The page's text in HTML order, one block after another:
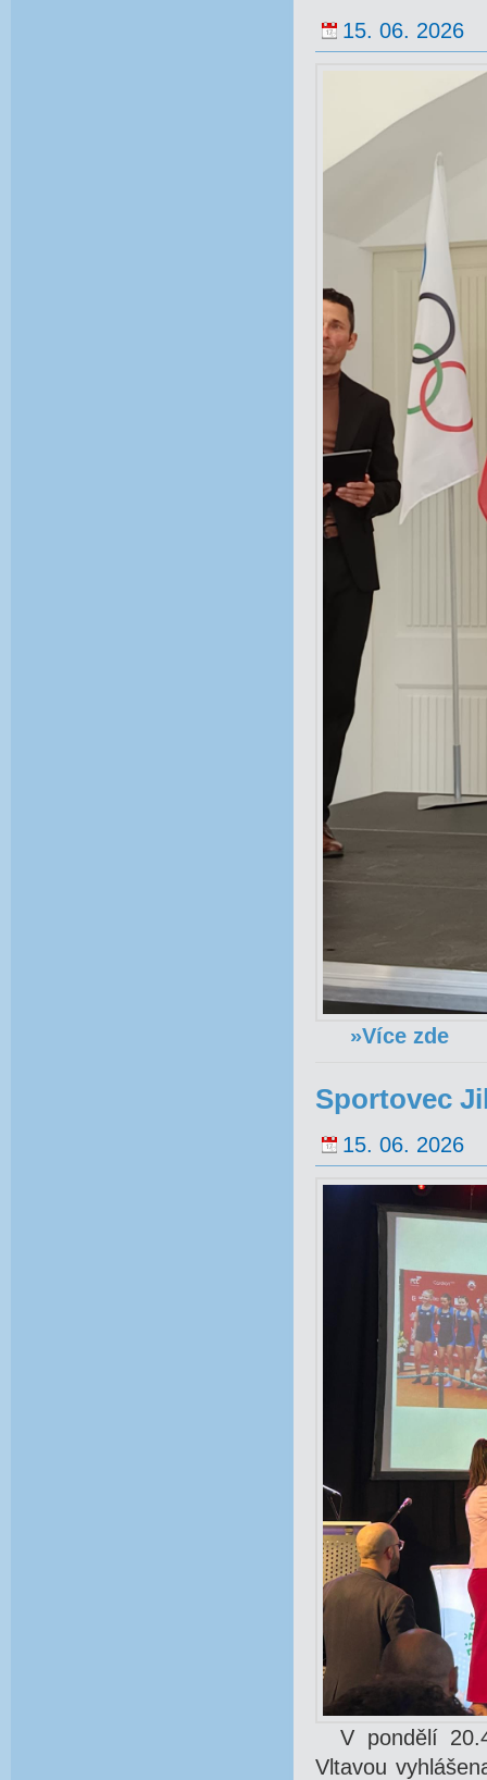
15. 06. 2026
»Více zde
Sportovec
15. 06. 2026
V pondělí
Vltavou